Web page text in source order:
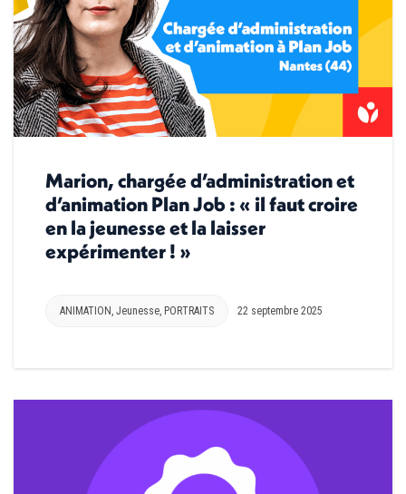
Marion, chargée d’administration et
d’animation Plan Job : « il faut croire
en la jeunesse et la laisser
expérimenter ! »
ANIMATION Jeunesse PORTRAITS 22 septembre 2025